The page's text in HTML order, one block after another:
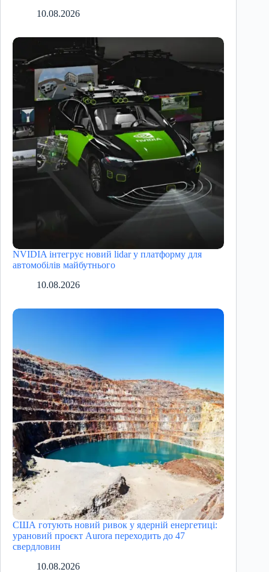
10.08.2026
NVIDIA інтегрує новий lidar у платформу для
автомобілів майбутнього
10.08.2026
США готують новий ривок у ядерній енергетиці:
урановий проєкт Aurora переходить до 47
свердловин
10.08.2026